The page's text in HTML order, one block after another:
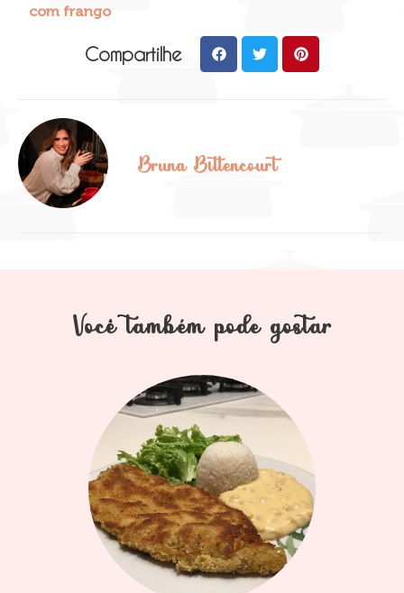
com frango
Compartilhe
Bruna Bittencourt
Você também pode gostar